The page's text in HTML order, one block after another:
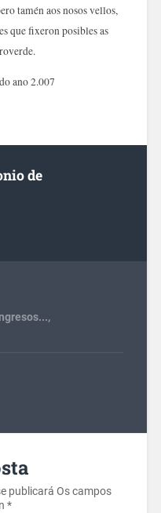
tamén aos nosos vellos,
que fixeron posibles as
ano 2.007
de
,
publicará Os campos
*